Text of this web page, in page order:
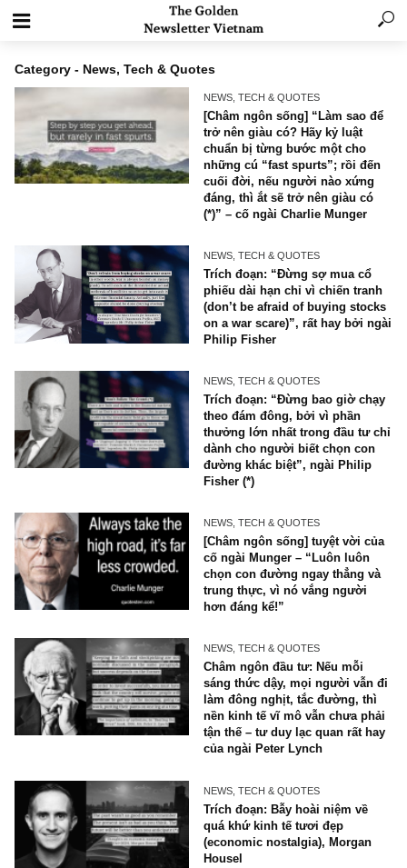
Category - News, Tech & Quotes
NEWS, TECH & QUOTES
[Châm ngôn sống] “Làm
trở nên giàu có? Hãy kỷ luật
chuẩn bị từng bước một cho
những cú “fast spurts”; rồi
cuối đời, nếu người nào
đáng, thì ắt sẽ trở nên giàu
NEWS, TECH & QUOTES
Trích đoạn: “Đừng sợ mua
phiếu dài hạn chỉ vì chiến
(don’t be afraid of buying
Philip Fisher
NEWS, TECH & QUOTES
Trích đoạn: “Đừng bao giờ
theo đám đông, bởi vì phần
thưởng lớn nhất trong đầu
đường khác biệt”, ngài
Fisher (*)
NEWS, TECH & QUOTES
[Châm ngôn sống] tuyệt vời
trung thực, vì nó vắng người
hơn đáng kể!”
NEWS, TECH & QUOTES
Châm ngôn đầu tư: Nếu mỗi
sáng thức dậy, mọi người
nền kinh tế vĩ mô vẫn chưa
tận thế – tư duy lạc quan rất
của ngài Peter Lynch